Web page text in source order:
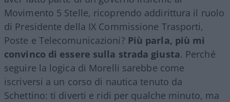
Movimento 5 Stelle, ricoprendo addirittura il ruolo
di Presidente della IX Commissione Trasporti,
Poste e Telecomunicazioni? Più parla, più mi
convinco di essere sulla strada giusta. Perché
seguire la logica di Morelli sarebbe come
iscriversi a un corso di nautica tenuto da
Schettino: ti diverti e ridi per qualche minuto, ma